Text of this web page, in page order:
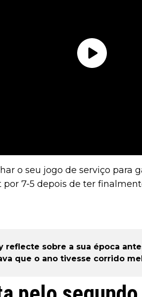
o seu jogo de serviço para
por 7-5 depois de ter
reflecte sobre a sua época
que o ano tivesse corrido